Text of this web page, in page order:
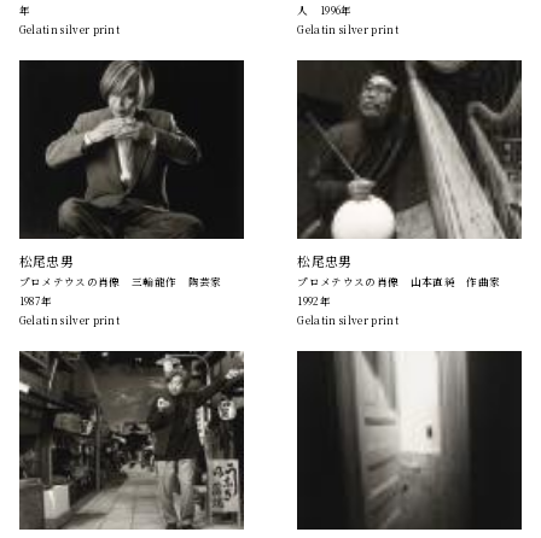
年
Gelatin silver print
人 1996年
Gelatin silver print
松尾忠男
プロメテウスの肖像 三輪龍作 陶芸家
1987年
Gelatin silver print
松尾忠男
プロメテウスの肖像 山本直純 作曲家
1992年
Gelatin silver print